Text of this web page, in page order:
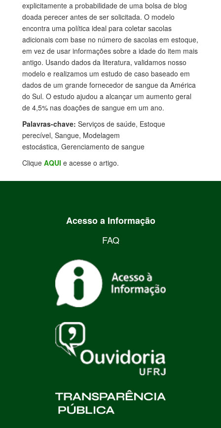
explicitamente a probabilidade de uma bolsa de blog
doada perecer antes de ser solicitada. O modelo
encontra uma política ideal para coletar sacolas
adicionais com base no número de sacolas em estoque,
em vez de usar informações sobre a idade do item mais
antigo. Usando dados da literatura, validamos nosso
modelo e realizamos um estudo de caso baseado em
dados de um grande fornecedor de sangue da América
do Sul. O estudo ajudou a alcançar um aumento geral
de 4,5% nas doações de sangue em um ano.
Palavras-chave: Serviços de saúde, Estoque
perecível, Sangue, Modelagem
estocástica, Gerenciamento de sangue
Clique AQUI e acesse o artigo.
Acesso a Informação
FAQ